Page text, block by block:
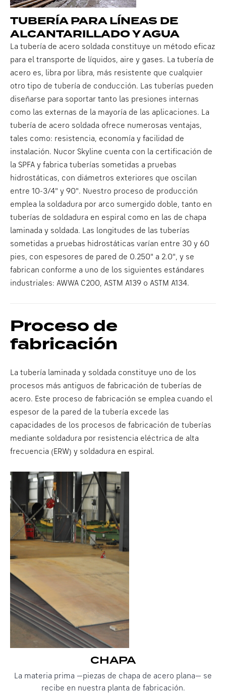
TUBERÍA PARA LÍNEAS DE
ALCANTARILLADO Y AGUA
La tubería de acero soldada constituye un método eficaz
para el transporte de líquidos, aire y gases. La tubería de
acero es, libra por libra, más resistente que cualquier
otro tipo de tubería de conducción. Las tuberías pueden
diseñarse para soportar tanto las presiones internas
como las externas de la mayoría de las aplicaciones. La
tubería de acero soldada ofrece numerosas ventajas,
tales como: resistencia, economía y facilidad de
instalación. Nucor Skyline cuenta con la certificación de
la SPFA y fabrica tuberías sometidas a pruebas
hidrostáticas, con diámetros exteriores que oscilan
entre 10-3/4" y 90". Nuestro proceso de producción
emplea la soldadura por arco sumergido doble, tanto en
tuberías de soldadura en espiral como en las de chapa
laminada y soldada. Las longitudes de las tuberías
sometidas a pruebas hidrostáticas varían entre 30 y 60
pies, con espesores de pared de 0.250" a 2.0", y se
fabrican conforme a uno de los siguientes estándares
industriales: AWWA C200, ASTM A139 o ASTM A134.
Proceso de
fabricación
La tubería laminada y soldada constituye uno de los
procesos más antiguos de fabricación de tuberías de
acero. Este proceso de fabricación se emplea cuando el
espesor de la pared de la tubería excede las
capacidades de los procesos de fabricación de tuberías
mediante soldadura por resistencia eléctrica de alta
frecuencia (ERW) y soldadura en espiral.
CHAPA
La materia prima —piezas de chapa de acero plana— se
recibe en nuestra planta de fabricación.